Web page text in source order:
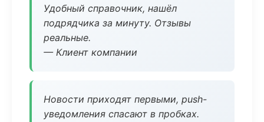
Удобный справочник, нашёл
подрядчика за минуту. Отзывы
реальные.
— Клиент компании
Новости приходят первыми, push-
уведомления спасают в пробках.